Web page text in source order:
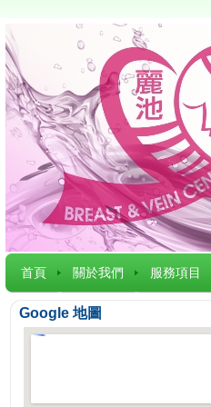
首頁 關於我們 服務項目
Google 地圖